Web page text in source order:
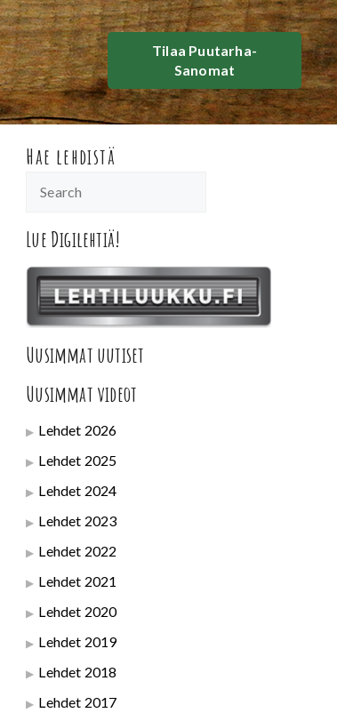
Tilaa Puutarha-
Sanomat
Hae lehdistä
Lue Digilehtiä!
Uusimmat uutiset
Uusimmat videot
Lehdet 2026
Lehdet 2025
Lehdet 2024
Lehdet 2023
Lehdet 2022
Lehdet 2021
Lehdet 2020
Lehdet 2019
Lehdet 2018
Lehdet 2017